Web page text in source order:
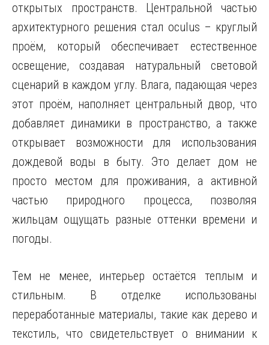
открытых пространств. Центральной частью
архитектурного решения стал оculus – круглый
проём, который обеспечивает естественное
освещение, создавая натуральный световой
сценарий в каждом углу. Влага, падающая через
этот проём, наполняет центральный двор, что
добавляет динамики в пространство, а также
открывает возможности для использования
дождевой воды в быту. Это делает дом не
просто местом для проживания, а активной
частью природного процесса, позволяя
жильцам ощущать разные оттенки времени и
погоды.
Тем не менее, интерьер остаётся теплым и
стильным. В отделке использованы
переработанные материалы, такие как дерево и
текстиль, что свидетельствует о внимании к